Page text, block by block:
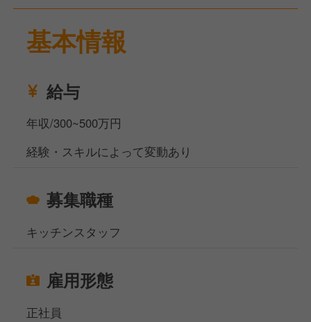
今回は、千葉県のカフェにてキッチンスタッフを募集
しています。
ーダーシップを持つ方を求めています。
お客様に最高の食体験を提供するため、経験豊富でチ
ームを牽引できる方を歓迎します。
調理と提供、スタッフの指導や育成などが含まれま
お休みは週休2日制です。
切磋琢磨しながら成長できるチームメンバーをお待ち
当社サイト、フーズラボ・エージェントですがこのほ
かにも飲食店の求人を多数揃えております。
基本情報
給与
年収/300~500万円
経験・スキルによって変動あり
募集職種
キッチンスタッフ
雇用形態
正社員